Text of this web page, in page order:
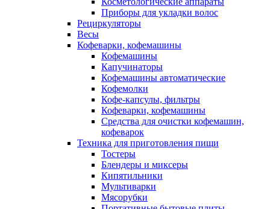
Приборы для укладки волос
Рециркуляторы
Весы
Кофеварки, кофемашины
Кофемашины
Капучинаторы
Кофемашины автоматические
Кофемолки
Кофе-капсулы, фильтры
Кофеварки, кофемашины
Средства для очистки кофемашин,
кофеварок
Техника для приготовления пищи
Тостеры
Блендеры и миксеры
Кипятильники
Мультиварки
Мясорубки